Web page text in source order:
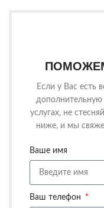
Если у Вас есть
услугах, не
ниже, и мы
Ваше имя
Ваш телефон